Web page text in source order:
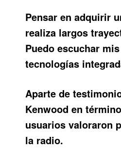
Pensar en adquirir
realiza largos
Puedo escuchar
tecnologías
Aparte de
Kenwood en
usuarios valoraron
la radio.